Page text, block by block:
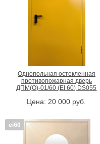
Однопольная остекленная
противопожарная дверь
ДПМ(О)-01/60 (EI 60) DS055
Цена:20 000 руб.